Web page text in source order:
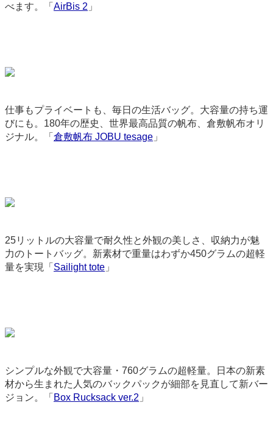
べます。「 AirBis 2 」
仕事もプライベートも、毎日の生活バッグ。大容量の持ち運
びにも。180年の歴史、世界最高品質の帆布、倉敷帆布オリ
ジナル。「 倉敷帆布 JOBU tesage 」
25リットルの大容量で耐久性と外観の美しさ、収納力が魅
力のトートバッグ。新素材で重量はわずか450グラムの超軽
量を実現「 Sailight tote 」
シンプルな外観で大容量・760グラムの超軽量。日本の新素
材から生まれた人気のバックパックが細部を見直して新バー
ジョン。「 Box Rucksack ver.2 」